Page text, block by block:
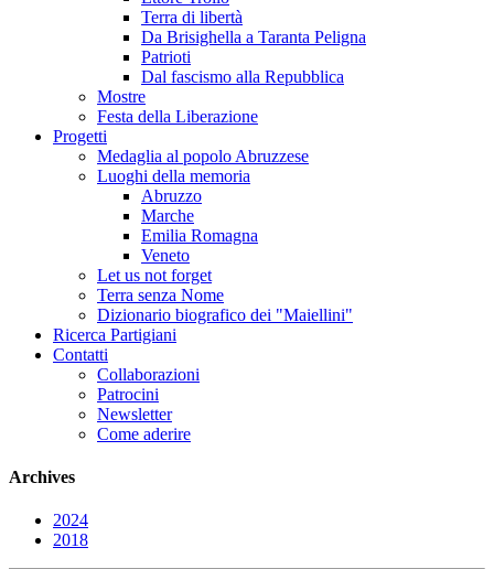
Terra di libertà
Da Brisighella a Taranta Peligna
Patrioti
Dal fascismo alla Repubblica
Mostre
Festa della Liberazione
Progetti
Medaglia al popolo Abruzzese
Luoghi della memoria
Abruzzo
Marche
Emilia Romagna
Veneto
Let us not forget
Terra senza Nome
Dizionario biografico dei "Maiellini"
Ricerca Partigiani
Contatti
Collaborazioni
Patrocini
Newsletter
Come aderire
Archives
2024
2018